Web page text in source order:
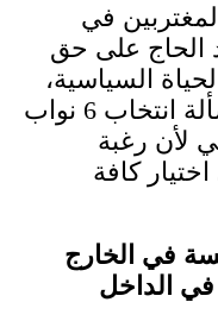
في
الحاج على حق
السياسية،
متمنياً أن يصار إلى تعليق مسألة انتخاب 6 نواب
لأن رغبة
كافة
في الخارج
في الداخل